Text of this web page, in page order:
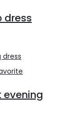
dress
evening